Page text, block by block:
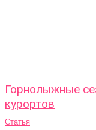
Горнолыжные
курортов
Статья